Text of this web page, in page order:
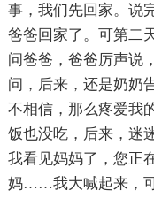
事，我们先回家。说
爸爸回家了。可第
问爸爸，爸爸厉声说
问，后来，还是奶奶
不相信，那么疼爱
饭也没吃，后来，迷
我看见妈妈了，您正
妈……我大喊起来，